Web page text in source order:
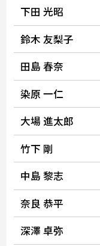
下田 光昭
鈴木 友梨子
田島 春奈
染原 一仁
大場 進太郎
竹下 剛
中島 黎志
奈良 恭平
深澤 卓弥